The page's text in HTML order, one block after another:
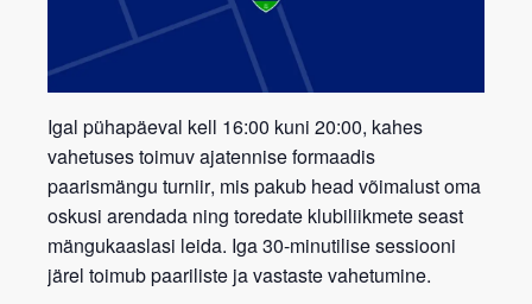
Igal pühapäeval kell 16:00 kuni 20:00, kahes
vahetuses toimuv ajatennise formaadis
paarismängu turniir, mis pakub head võimalust oma
oskusi arendada ning toredate klubiliikmete seast
mängukaaslasi leida. Iga 30-minutilise sessiooni
järel toimub paariliste ja vastaste vahetumine.